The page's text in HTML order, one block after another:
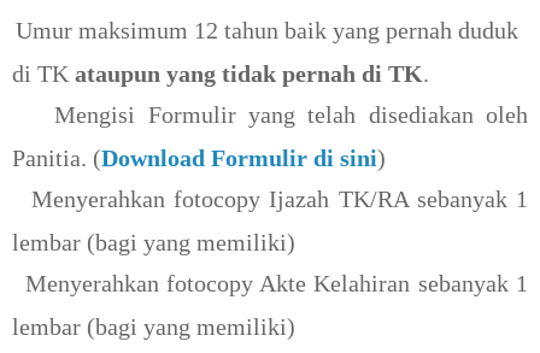
Umur maksimum 12 tahun baik yang pernah duduk
di TK ataupun yang tidak pernah di TK.
Mengisi Formulir yang telah disediakan oleh
Panitia. (Download Formulir di sini)
Menyerahkan fotocopy Ijazah TK/RA sebanyak 1
lembar (bagi yang memiliki)
Menyerahkan fotocopy Akte Kelahiran sebanyak 1
lembar (bagi yang memiliki)